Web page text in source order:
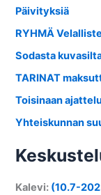
Päivityksiä
RYHMÄ
Sodasta
TARINAT
Toisinaan
Yhteiskunnan
Kalevi: (10.7-